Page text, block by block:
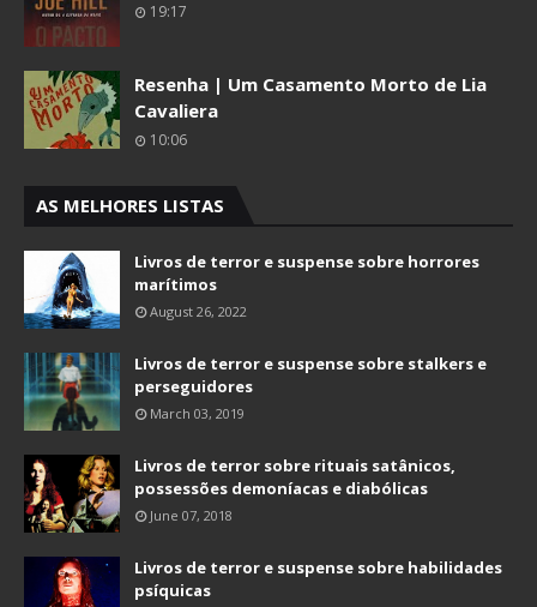
19:17
Resenha | Um Casamento Morto de Lia
Cavaliera
10:06
AS MELHORES LISTAS
Livros de terror e suspense sobre horrores
marítimos
August 26, 2022
Livros de terror e suspense sobre stalkers e
perseguidores
March 03, 2019
Livros de terror sobre rituais satânicos,
possessões demoníacas e diabólicas
June 07, 2018
Livros de terror e suspense sobre habilidades
psíquicas